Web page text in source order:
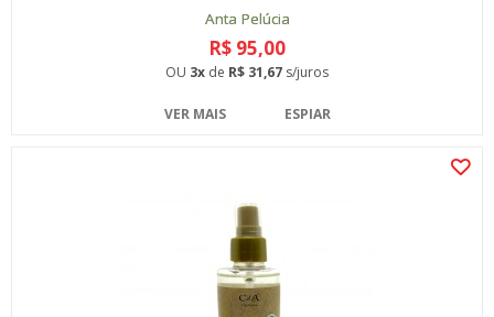
Anta Pelúcia
R$ 95,00
OU 3x de R$ 31,67 s/juros
VER MAIS ESPIAR